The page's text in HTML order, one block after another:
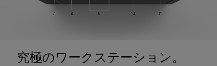
究極のワークステーション。